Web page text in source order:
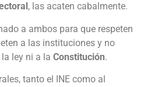
, las acaten cabalmente.
a ambos para que respeten
a las instituciones y no
ley ni a la Constitución.
tanto el INE como al